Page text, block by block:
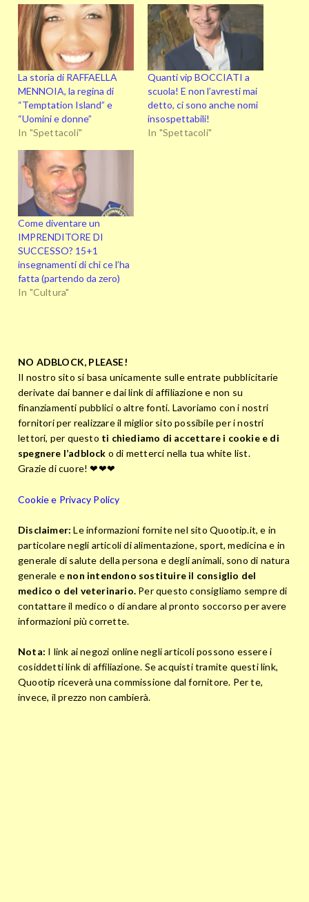
La storia di RAFFAELLA
MENNOIA, la regina di
“Temptation Island” e
“Uomini e donne”
In "Spettacoli"
Quanti vip BOCCIATI a
scuola! E non l’avresti mai
detto, ci sono anche nomi
insospettabili!
In "Spettacoli"
Come diventare un
IMPRENDITORE DI
SUCCESSO? 15+1
insegnamenti di chi ce l’ha
fatta (partendo da zero)
In "Cultura"
NO ADBLOCK, PLEASE!
Il nostro sito si basa unicamente sulle entrate pubblicitarie
derivate dai banner e dai link di affiliazione e non su
finanziamenti pubblici o altre fonti. Lavoriamo con i nostri
fornitori per realizzare il miglior sito possibile per i nostri
lettori, per questo ti chiediamo di accettare i cookie e di
spegnere l’adblock o di metterci nella tua white list.
Grazie di cuore! ❤❤❤
Cookie e Privacy Policy
Disclaimer: Le informazioni fornite nel sito Quootip.it, e in
particolare negli articoli di alimentazione, sport, medicina e in
generale di salute della persona e degli animali, sono di natura
generale e non intendono sostituire il consiglio del
medico o del veterinario. Per questo consigliamo sempre di
contattare il medico o di andare al pronto soccorso per avere
informazioni più corrette.
Nota: I link ai negozi online negli articoli possono essere i
cosiddetti link di affiliazione. Se acquisti tramite questi link,
Quootip riceverà una commissione dal fornitore. Per te,
invece, il prezzo non cambierà.